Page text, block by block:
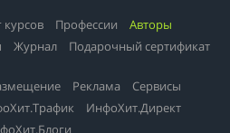
курсов Профессии
Авторы
Журнал Подарочный сертификат
Реклама
Сервисы
ИнфоХит.Директ